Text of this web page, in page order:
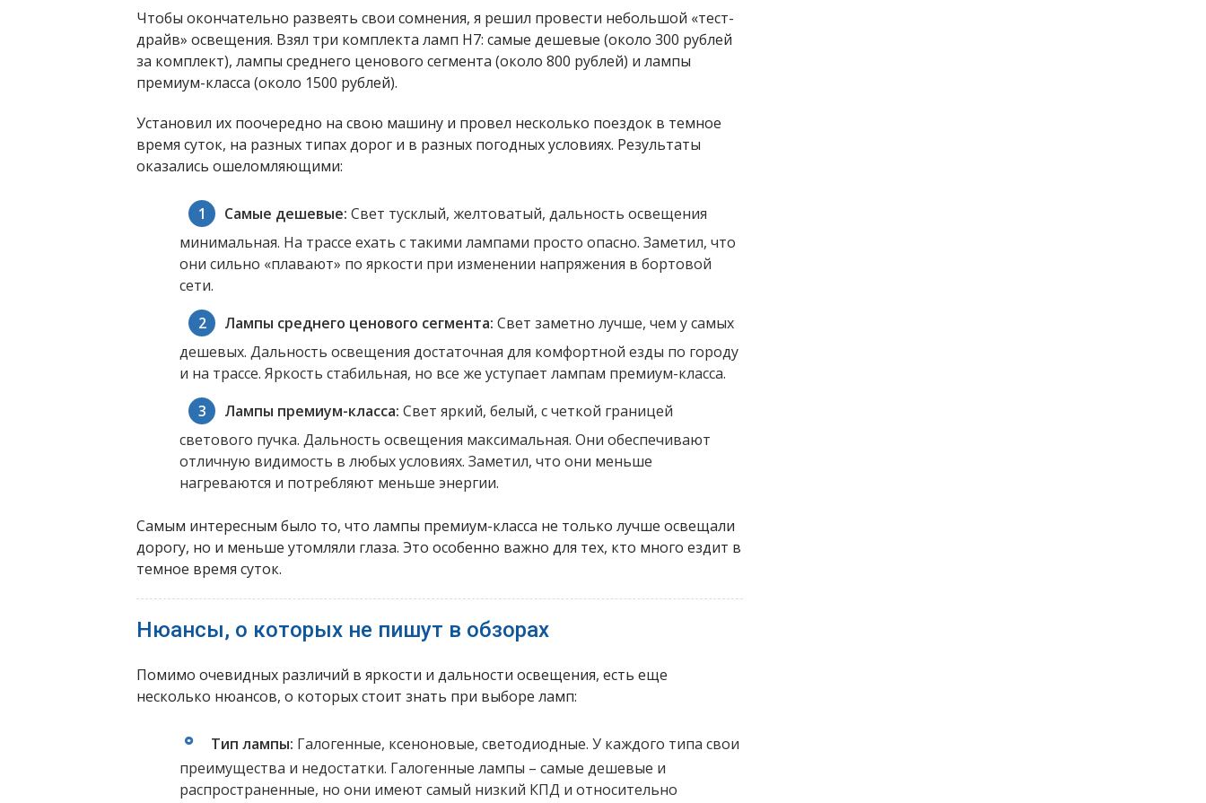
Чтобы окончательно развеять свои сомнения, я решил провести небольшой «тест-
драйв» освещения. Взял три комплекта ламп H7: самые дешевые (около 300 рублей
за комплект), лампы среднего ценового сегмента (около 800 рублей) и лампы
премиум-класса (около 1500 рублей).
Установил их поочередно на свою машину и провел несколько поездок в темное
время суток, на разных типах дорог и в разных погодных условиях. Результаты
оказались ошеломляющими:
Самые дешевые: Свет тусклый, желтоватый, дальность освещения
минимальная. На трассе ехать с такими лампами просто опасно. Заметил, что
они сильно «плавают» по яркости при изменении напряжения в бортовой
сети.
Лампы среднего ценового сегмента: Свет заметно лучше, чем у самых
дешевых. Дальность освещения достаточная для комфортной езды по городу
и на трассе. Яркость стабильная, но все же уступает лампам премиум-класса.
Лампы премиум-класса: Свет яркий, белый, с четкой границей
светового пучка. Дальность освещения максимальная. Они обеспечивают
отличную видимость в любых условиях. Заметил, что они меньше
нагреваются и потребляют меньше энергии.
Самым интересным было то, что лампы премиум-класса не только лучше освещали
дорогу, но и меньше утомляли глаза. Это особенно важно для тех, кто много ездит в
темное время суток.
Нюансы, о которых не пишут в обзорах
Помимо очевидных различий в яркости и дальности освещения, есть еще
несколько нюансов, о которых стоит знать при выборе ламп:
Тип лампы: Галогенные, ксеноновые, светодиодные. У каждого типа свои
преимущества и недостатки. Галогенные лампы – самые дешевые и
распространенные, но они имеют самый низкий КПД и относительно